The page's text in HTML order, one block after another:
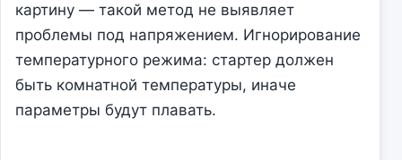
картину — такой метод не выявляет
проблемы под напряжением. Игнорирование
температурного режима: стартер должен
быть комнатной температуры, иначе
параметры будут плавать.